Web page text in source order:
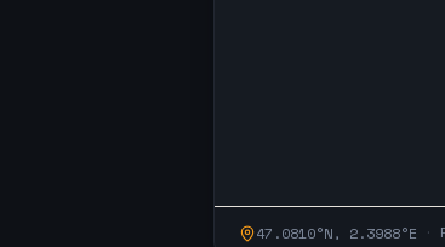
47.0810°N, 2.3988°E ·